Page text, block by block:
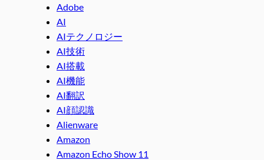
Adobe
AI
AIテクノロジー
AI技術
AI搭載
AI機能
AI翻訳
AI顔認識
Alienware
Amazon
Amazon Echo Show 11